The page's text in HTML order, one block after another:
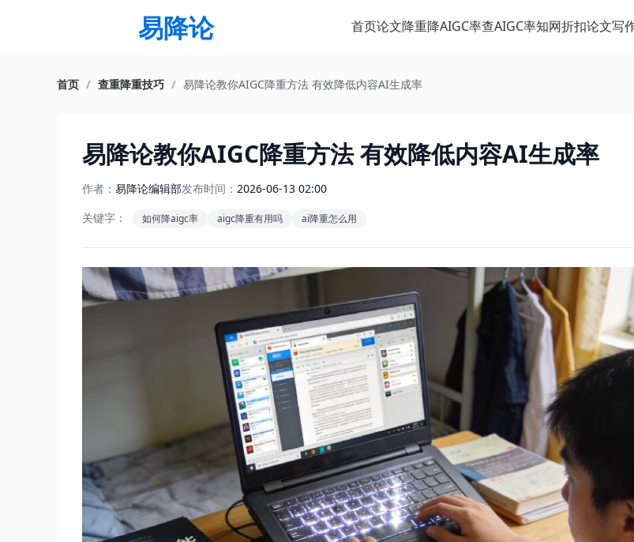
易降论 首页论文降重降AIGC率查AIGC率知网折扣论文写
首页 / 查重降重技巧 / 易降论教你AIGC降重方法 有效降低内容AI生成率
易降论教你AIGC降重方法 有效降低内容AI生成率
作者： 易降论编辑部发布时间： 2026-06-13 02:00
关键字：
如何降aigc率 aigc降重有用吗 ai降重怎么用